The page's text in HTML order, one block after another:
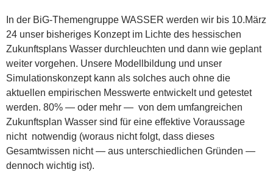
In der BiG-Themengruppe WASSER werden wir bis 10.März
24 unser bisheriges Konzept im Lichte des hessischen
Zukunftsplans Wasser durchleuchten und dann wie geplant
weiter vorgehen. Unsere Modellbildung und unser
Simulationskonzept kann als solches auch ohne die
aktuellen empirischen Messwerte entwickelt und getestet
werden. 80% — oder mehr — von dem umfangreichen
Zukunftsplan Wasser sind für eine effektive Voraussage
nicht notwendig (woraus nicht folgt, dass dieses
Gesamtwissen nicht — aus unterschiedlichen Gründen —
dennoch wichtig ist).